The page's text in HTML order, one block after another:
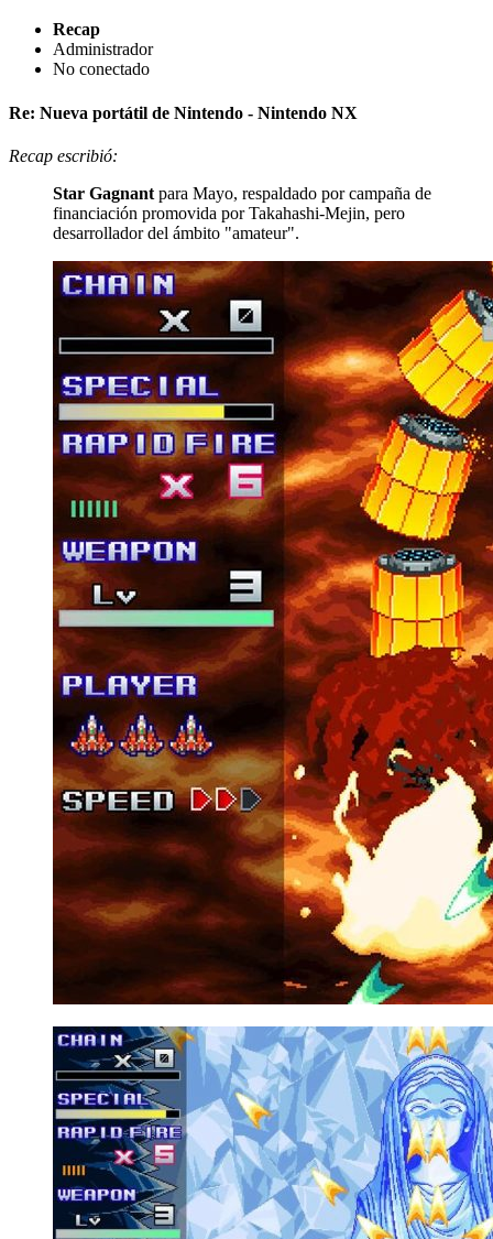
Recap
Administrador
No conectado
Re: Nueva portátil de Nintendo - Nintendo NX
Recap escribió:
Star Gagnant para Mayo, respaldado por campaña de
financiación promovida por Takahashi-Mejin, pero
desarrollador del ámbito "amateur".